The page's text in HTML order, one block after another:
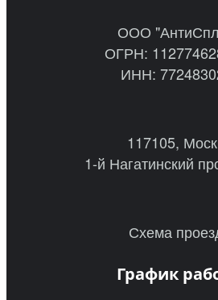
ООО
ОГРН:
ИНН:
117105,
1-й Нагатинский
Схема
График